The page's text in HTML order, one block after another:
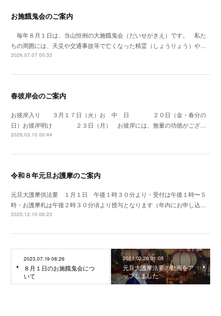
お施餓鬼会のご案内
毎年８月１日は、当山恒例の大施餓鬼会（だいせがきえ）です。 私た
ちの周囲には、天災や交通事故等で亡くなった精霊（しょうりょう）や…
2026.07.07 05:33
春彼岸会のご案内
お彼岸入り ３月１７日（火）お 中 日 ２０日（金・春分の
日）お彼岸明け ２３日（月） お彼岸には、無量の功徳がござ…
2026.03.10 00:44
令和８年元旦お護摩のご案内
元旦大護摩供法要 １月１日 午後１時３０分より・受付は午後１時〜５
時・お護摩札は午後２時３０分頃より授与となります（年内にお申し込…
2025.12.10 06:23
2023.07.19 08:26
８月１日のお施餓鬼会につ
いて
2021.02.26 01:05
元旦大護摩法要の動画をア
ップしました